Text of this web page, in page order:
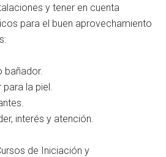
y tener en cuenta
para el buen aprovechamiento
bañador.
la piel.
interés y atención.
de Iniciación y